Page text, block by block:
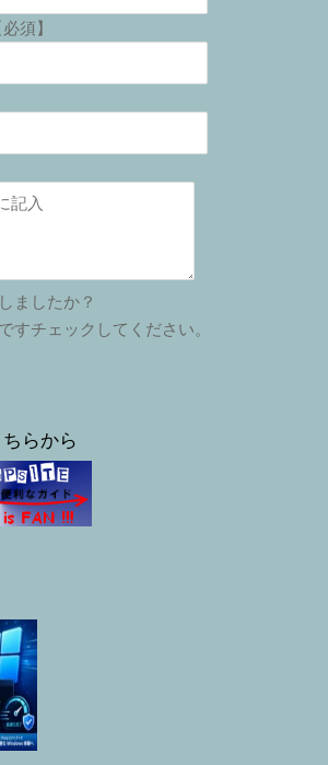
須】
ましたか？
すチェックしてください。
らから